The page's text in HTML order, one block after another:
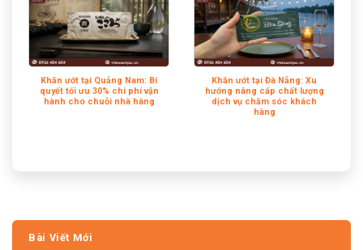
Khăn ướt tại Quảng Nam: Bí
quyết tối ưu 30% chi phí vận
hành cho chuỗi nhà hàng
Khăn ướt tại Đà Nẵng: Xu
hướng nâng cấp chất lượng
dịch vụ chăm sóc khách
hàng
Bài Viết Mới